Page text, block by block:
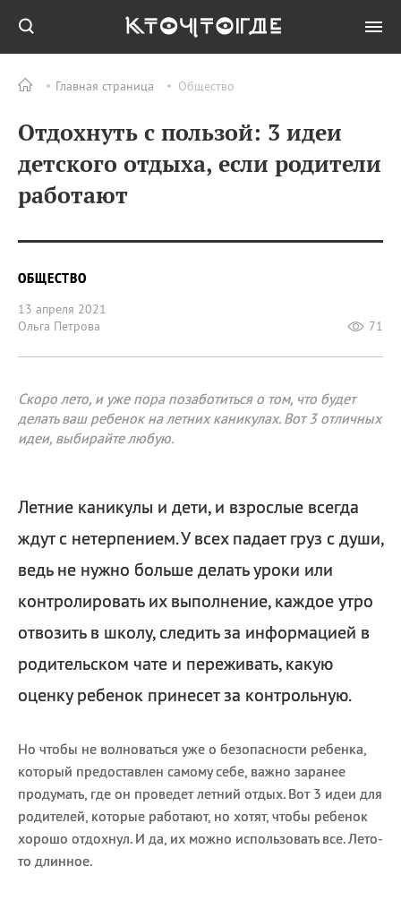
Главная страница Общество
Отдохнуть с пользой: 3 идеи
детского отдыха, если родители
работают
ОБЩЕСТВО
13 апреля 2021
Ольга Петрова
71
Скоро лето, и уже пора позаботиться о том, что будет
делать ваш ребенок на летних каникулах. Вот 3 отличных
идеи, выбирайте любую.
Летние каникулы и дети, и взрослые всегда
ждут с нетерпением. У всех падает груз с души,
ведь не нужно больше делать уроки или
контролировать их выполнение, каждое утро
отвозить в школу, следить за информацией в
родительском чате и переживать, какую
оценку ребенок принесет за контрольную.
Но чтобы не волноваться уже о безопасности ребенка,
который предоставлен самому себе, важно заранее
продумать, где он проведет летний отдых. Вот 3 идеи для
родителей, которые работают, но хотят, чтобы ребенок
хорошо отдохнул. И да, их можно использовать все. Лето-
то длинное.